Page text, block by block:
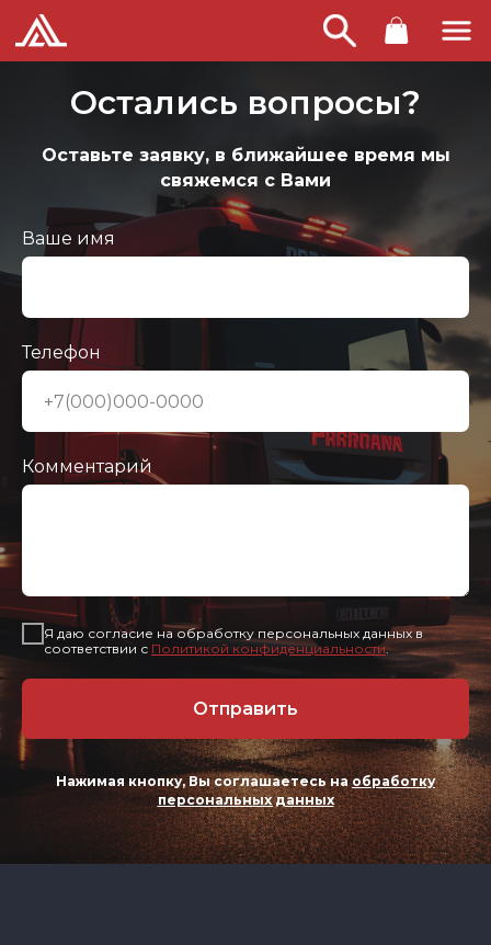
Остались вопросы?
Оставьте заявку, в ближайшее время мы
свяжемся с Вами
Ваше имя
Телефон
Комментарий
Я даю согласие на обработку персональных данных в
соответствии с Политикой конфиденциальности.
Отправить
Нажимая кнопку, Вы соглашаетесь наобработку
персональных данных